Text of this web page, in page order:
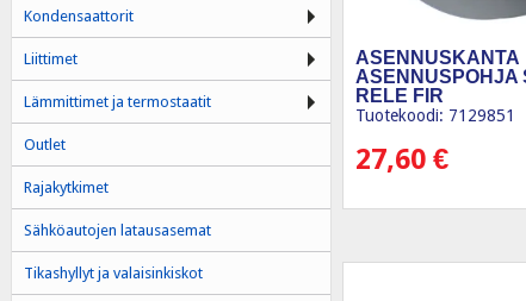
ASENNUSKANTA
ASENNUSPOHJA
RELE FIR
Tuotekoodi: 7129851
27,60 €
Kondensaattorit
Liittimet
Lämmittimet ja termostaatit
Outlet
Rajakytkimet
Sähköautojen latausasemat
Tikashyllyt ja valaisinkiskot